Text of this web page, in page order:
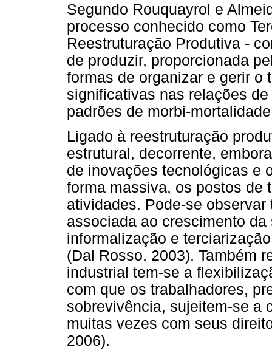
Segundo Rouquayrol e
processo conhecido como
Reestruturação Produtiva -
de produzir, proporcionada
formas de organizar e gerir o
significativas nas relações
padrões de morbi-
Ligado à reestruturação
estrutural, decorrente,
de inovações tecnológicas e
forma massiva, os postos de
atividades. Pode-se
associada ao crescimento
informalização e
(Dal Rosso, 2003). Também
industrial tem-se a
com que os trabalhadores,
sobrevivência, sujeitem-se a
muitas vezes com seus
2006).